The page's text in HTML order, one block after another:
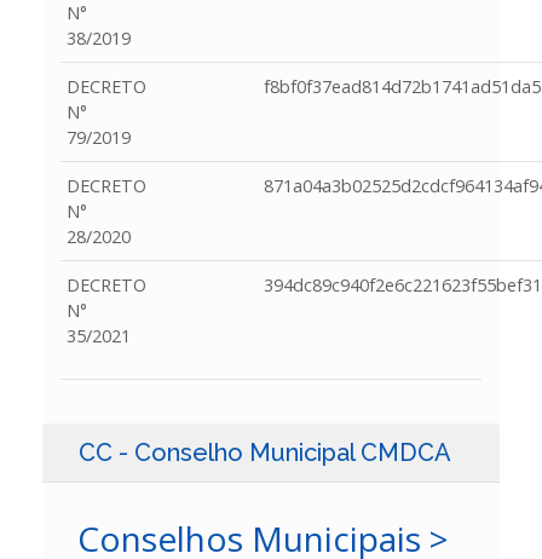
N°
38/2019
DECRETO
N°
79/2019
DECRETO
N°
28/2020
DECRETO
N°
35/2021
CC - Conselho Municipal CMDCA
Conselhos Municipais >